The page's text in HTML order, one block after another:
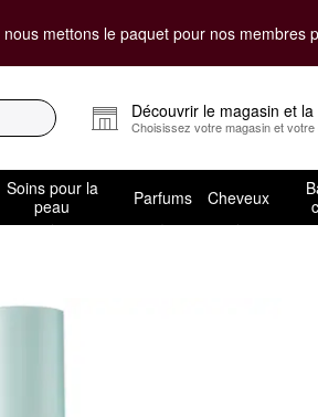
nous mettons le paquet pour nos membres
Découvrir le magasin et la
Choisissez votre magasin et votre
Soins pour la
peau
Parfums Cheveux